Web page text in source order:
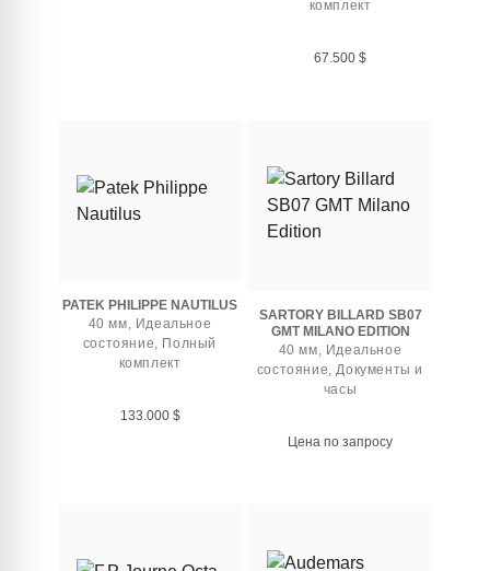
комплект
67.500 $
PATEK PHILIPPE NAUTILUS
40 мм, Идеальное
состояние, Полный
комплект
133.000$
SARTORY BILLARD SB07
GMT MILANO EDITION
40 мм, Идеальное
состояние, Документы и
часы
Цена по запросу